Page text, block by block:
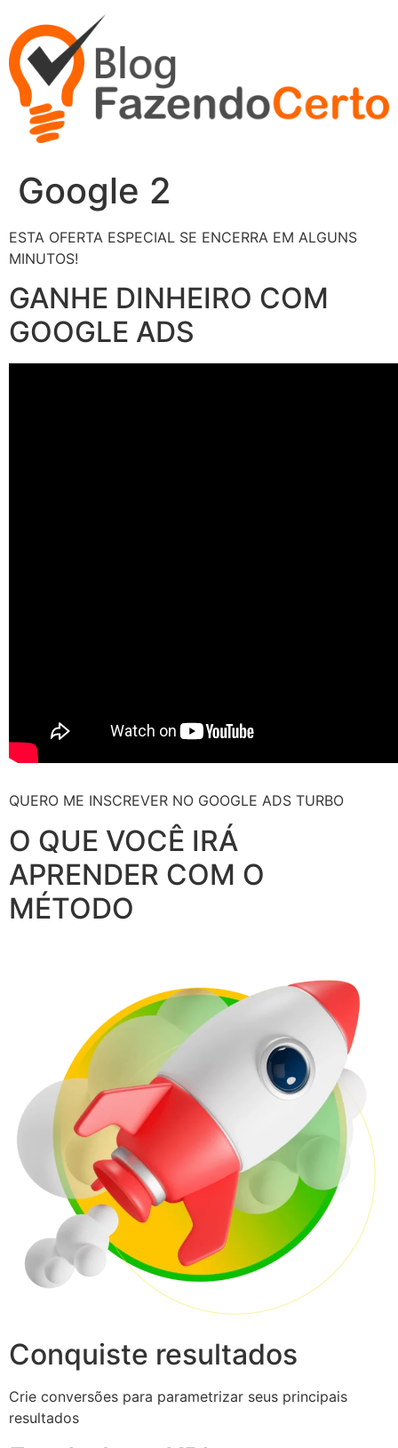
para
conteúdo
Google 2
ESTA OFERTA ESPECIAL SE ENCERRA EM ALGUNS
MINUTOS!
GANHE DINHEIRO COM
GOOGLE ADS
QUERO ME INSCREVER NO GOOGLE ADS TURBO
O QUE VOCÊ IRÁ
APRENDER COM O
MÉTODO
Conquiste resultados
Crie conversões para parametrizar seus principais
resultados